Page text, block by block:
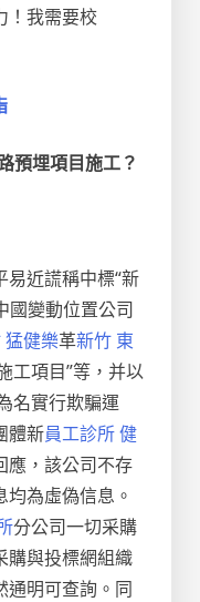
！我需要校
預埋項目施工？
易近謊稱中標“新
國變動位置公司
猛健樂革新竹 東
工項目”等，并以
名實行欺騙運
體新員工診所 健
應，該公司不存
為虛偽信息。
分公司一切采購
購與投標網組織
通明可查詢。同